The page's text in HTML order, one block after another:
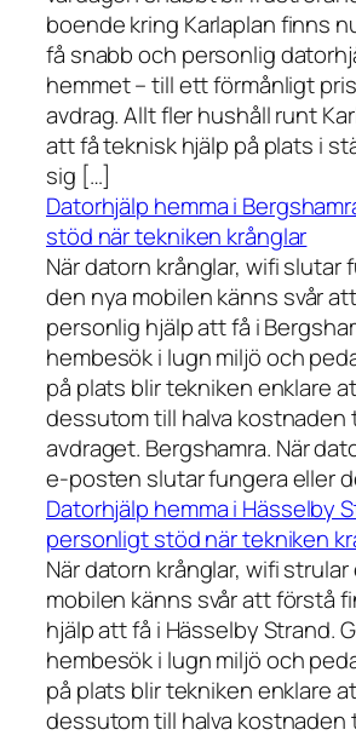
boende kring Karlaplan finns
få snabb och personlig
hemmet – till ett förmånligt
avdrag. Allt fler hushåll runt
att få teknisk hjälp på plats i
sig […]
Datorhjälp hemma i
stöd när tekniken krånglar
När datorn krånglar, wifi slutar
den nya mobilen känns svår
personlig hjälp att få i
hembesök i lugn miljö och
på plats blir tekniken enklare
dessutom till halva kostnaden
avdraget. Bergshamra. När
e-posten slutar fungera eller
Datorhjälp hemma i Hässelby
personligt stöd när tekniken
När datorn krånglar, wifi
mobilen känns svår att förstå
hjälp att få i Hässelby Strand.
hembesök i lugn miljö och
på plats blir tekniken enklare
dessutom till halva kostnaden